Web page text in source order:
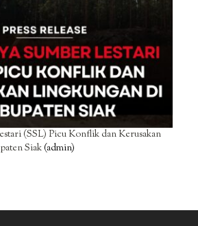
(SSL) Picu Konflik dan Kerusakan
Siak(admin)